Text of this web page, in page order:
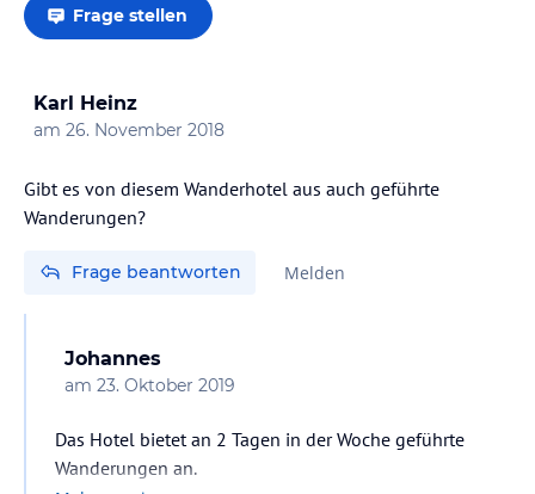
Frage stellen
Karl Heinz
am 26. November 2018
Gibt es von diesem Wanderhotel aus auch geführte
Wanderungen?
Frage beantworten Melden
Johannes
am 23. Oktober 2019
Das Hotel bietet an 2 Tagen in der Woche geführte
Wanderungen an.